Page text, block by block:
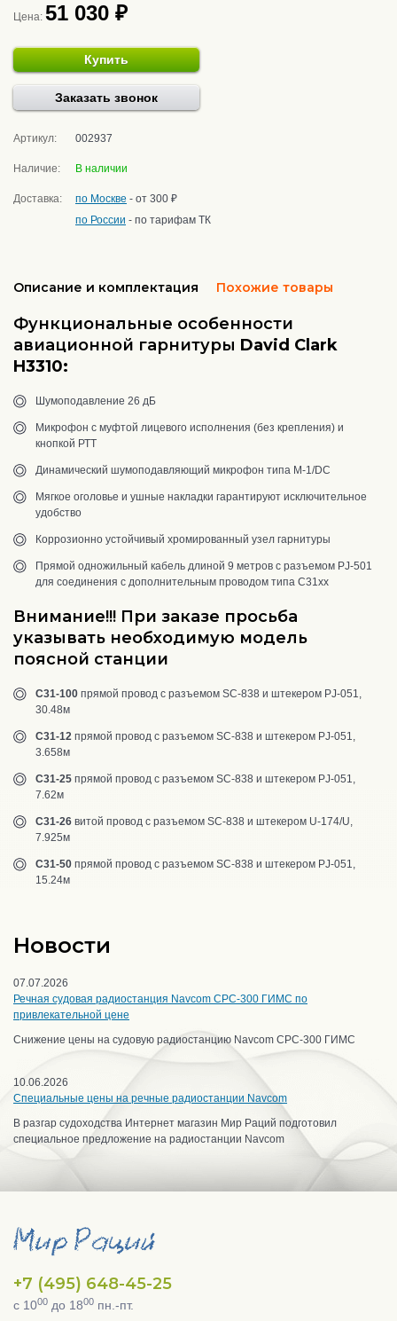
Цена: 51 030 ₽
Купить
Заказать звонок
Артикул: 002937
Наличие: В наличии
Доставка: по Москве - от 300 ₽
по России - по тарифам ТК
Описание и комплектация Похожие товары
Функциональные особенности
авиационной гарнитуры David Clark
H3310:
Шумоподавление 26 дБ
Микрофон с муфтой лицевого исполнения (без крепления) и
кнопкой РТТ
Динамический шумоподавляющий микрофон типа M-1/DC
Мягкое оголовье и ушные накладки гарантируют исключительное
удобство
Коррозионно устойчивый хромированный узел гарнитуры
Прямой одножильный кабель длиной 9 метров с разъемом PJ-501
для соединения с дополнительным проводом типа C31xx
Внимание!!! При заказе просьба
указывать необходимую модель
поясной станции
C31-100 прямой провод с разъемом SC-838 и штекером PJ-051,
30.48м
C31-12 прямой провод с разъемом SC-838 и штекером PJ-051,
3.658м
C31-25 прямой провод с разъемом SC-838 и штекером PJ-051,
7.62м
C31-26 витой провод с разъемом SC-838 и штекером U-174/U,
7.925м
C31-50 прямой провод с разъемом SC-838 и штекером PJ-051,
15.24м
Новости
07.07.2026
Речная судовая радиостанция Navcom CPC-300 ГИМС по
привлекательной цене
Снижение цены на судовую радиостанцию Navcom CPC-300 ГИМС
10.06.2026
Специальные цены на речные радиостанции Navcom
В разгар судоходства Интернет магазин Мир Раций подготовил
специальное предложение на радиостанции Navcom
+7 (495) 648-45-25
с 1000 до 1800 пн.-пт.